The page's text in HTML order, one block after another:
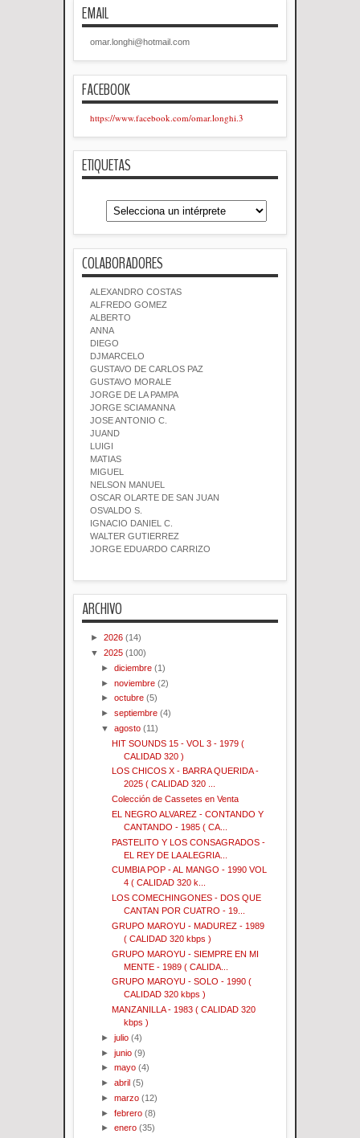
EMAIL
omar.longhi@hotmail.com
FACEBOOK
https://www.facebook.com/omar.longhi.3
ETIQUETAS
COLABORADORES
ALEXANDRO COSTAS
ALFREDO GOMEZ
ALBERTO
ANNA
DIEGO
DJMARCELO
GUSTAVO DE CARLOS PAZ
GUSTAVO MORALE
JORGE DE LA PAMPA
JORGE SCIAMANNA
JOSE ANTONIO C.
JUAND
LUIGI
MATIAS
MIGUEL
NELSON MANUEL
OSCAR OLARTE DE SAN JUAN
OSVALDO S.
IGNACIO DANIEL C.
WALTER GUTIERREZ
JORGE EDUARDO CARRIZO
ARCHIVO
► 2026 (14)
▼ 2025 (100)
►diciembre (1)
►noviembre (2)
►octubre (5)
►septiembre (4)
▼agosto (11)
HIT SOUNDS 15 - VOL 3 - 1979 (
CALIDAD 320 )
LOS CHICOS X - BARRA QUERIDA -
2025 ( CALIDAD 320 ...
Colección de Cassetes en Venta
EL NEGRO ALVAREZ - CONTANDO Y
CANTANDO - 1985 ( CA...
PASTELITO Y LOS CONSAGRADOS -
EL REY DE LA ALEGRIA...
CUMBIA POP - AL MANGO - 1990 VOL
4 ( CALIDAD 320 k...
LOS COMECHINGONES - DOS QUE
CANTAN POR CUATRO - 19...
GRUPO MAROYU - MADUREZ - 1989
( CALIDAD 320 kbps )
GRUPO MAROYU - SIEMPRE EN MI
MENTE - 1989 ( CALIDA...
GRUPO MAROYU - SOLO - 1990 (
CALIDAD 320 kbps )
MANZANILLA - 1983 ( CALIDAD 320
kbps )
►julio (4)
►junio (9)
►mayo (4)
►abril (5)
►marzo (12)
►febrero (8)
►enero (35)